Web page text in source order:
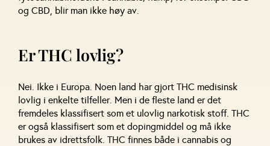
og CBD, blir man ikke høy av.
Er THC lovlig?
Nei. Ikke i Europa. Noen land har gjort THC medisinsk
lovlig i enkelte tilfeller. Men i de fleste land er det
fremdeles klassifisert som et ulovlig narkotisk stoff. THC
er også klassifisert som et dopingmiddel og må ikke
brukes av idrettsfolk. THC finnes både i cannabis og